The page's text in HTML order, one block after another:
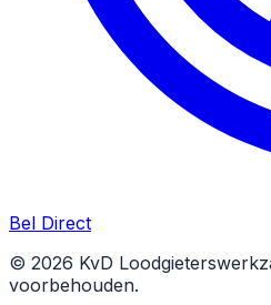
Bel Direct
© 2026 KvD
voorbehouden.